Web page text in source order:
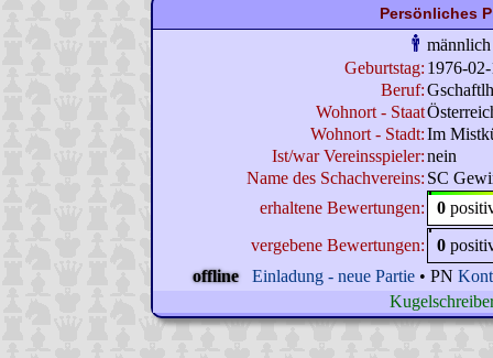
Persönliches
männlich
Geburtstag: 1976-
Beruf:
Wohnort - Staat
Wohnort - Stadt:Im
Ist/war Vereinsspieler:nein
Name des Schachvereins: SC
erhaltene Bewertungen:
0
vergebene Bewertungen:
0
offline
Einladung - neue Partie • PN